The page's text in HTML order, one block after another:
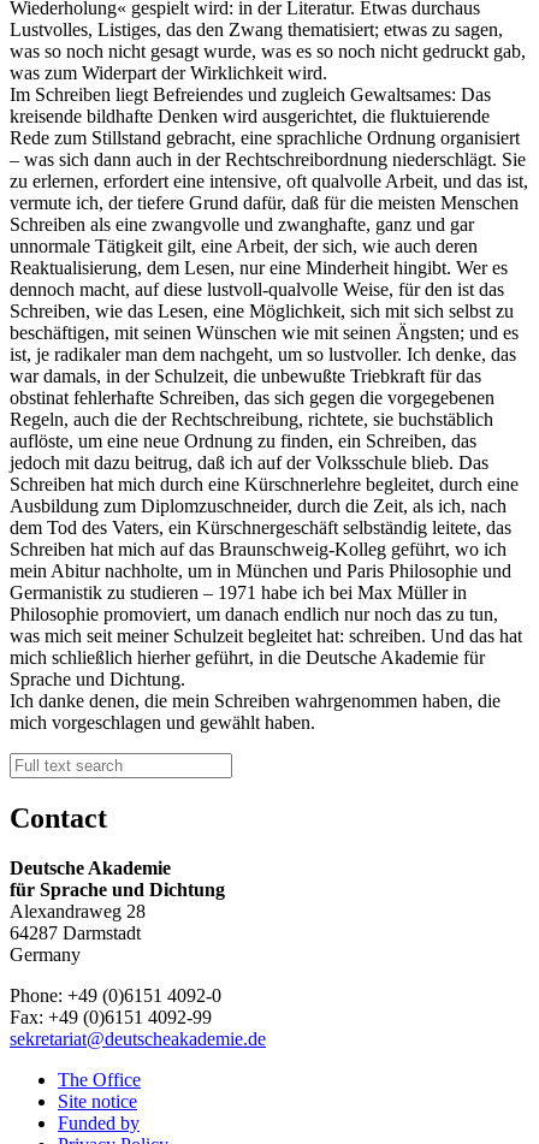
Wiederholung« gespielt wird: in der Literatur. Etwas durchaus
Lustvolles, Listiges, das den Zwang thematisiert; etwas zu sagen,
was so noch nicht gesagt wurde, was es so noch nicht gedruckt gab,
was zum Widerpart der Wirklichkeit wird.
Im Schreiben liegt Befreiendes und zugleich Gewaltsames: Das
kreisende bildhafte Denken wird ausgerichtet, die fluktuierende
Rede zum Stillstand gebracht, eine sprachliche Ordnung organisiert
– was sich dann auch in der Rechtschreibordnung niederschlägt. Sie
zu erlernen, erfordert eine intensive, oft qualvolle Arbeit, und das ist,
vermute ich, der tiefere Grund dafür, daß für die meisten Menschen
Schreiben als eine zwangvolle und zwanghafte, ganz und gar
unnormale Tätigkeit gilt, eine Arbeit, der sich, wie auch deren
Reaktualisierung, dem Lesen, nur eine Minderheit hingibt. Wer es
dennoch macht, auf diese lustvoll-qualvolle Weise, für den ist das
Schreiben, wie das Lesen, eine Möglichkeit, sich mit sich selbst zu
beschäftigen, mit seinen Wünschen wie mit seinen Ängsten; und es
ist, je radikaler man dem nachgeht, um so lustvoller. Ich denke, das
war damals, in der Schulzeit, die unbewußte Triebkraft für das
obstinat fehlerhafte Schreiben, das sich gegen die vorgegebenen
Regeln, auch die der Rechtschreibung, richtete, sie buchstäblich
auflöste, um eine neue Ordnung zu finden, ein Schreiben, das
jedoch mit dazu beitrug, daß ich auf der Volksschule blieb. Das
Schreiben hat mich durch eine Kürschnerlehre begleitet, durch eine
Ausbildung zum Diplomzuschneider, durch die Zeit, als ich, nach
dem Tod des Vaters, ein Kürschnergeschäft selbständig leitete, das
Schreiben hat mich auf das Braunschweig-Kolleg geführt, wo ich
mein Abitur nachholte, um in München und Paris Philosophie und
Germanistik zu studieren – 1971 habe ich bei Max Müller in
Philosophie promoviert, um danach endlich nur noch das zu tun,
was mich seit meiner Schulzeit begleitet hat: schreiben. Und das hat
mich schließlich hierher geführt, in die Deutsche Akademie für
Sprache und Dichtung.
Ich danke denen, die mein Schreiben wahrgenommen haben, die
mich vorgeschlagen und gewählt haben.
Contact
Deutsche Akademie
für Sprache und Dichtung
Alexandraweg 28
64287 Darmstadt
Germany
Phone: +49 (0)6151 4092-0
Fax: +49 (0)6151 4092-99
sekretariat@deutscheakademie.de
The Office
Site notice
Funded by